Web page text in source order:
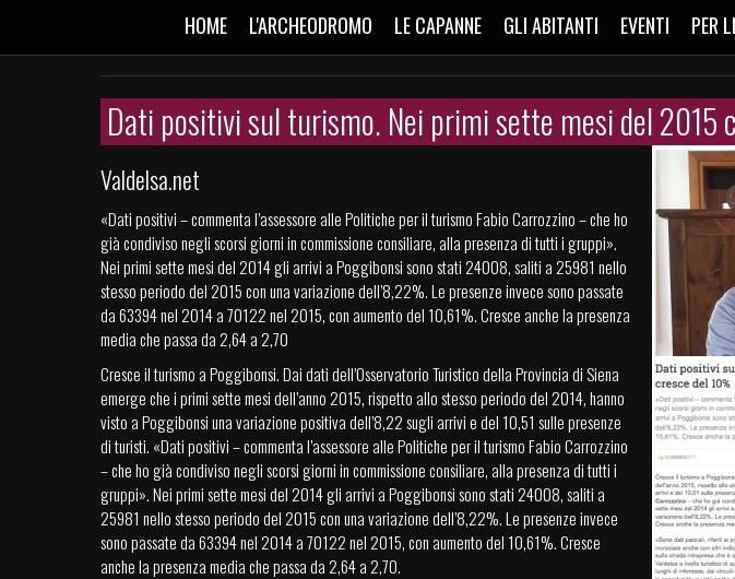
HOME L'ARCHEODROMO LE CAPANNE GLI ABITANTI EVENTI PER
Dati positivi sul turismo. Nei primi sette mesi del 2015
Valdelsa.net
«Dati positivi – commenta l’assessore alle Politiche per il turismo Fabio Carrozzino – che ho
già condiviso negli scorsi giorni in commissione consiliare, alla presenza di tutti i gruppi».
Nei primi sette mesi del 2014 gli arrivi a Poggibonsi sono stati 24008, saliti a 25981 nello
stesso periodo del 2015 con una variazione dell’8,22%. Le presenze invece sono passate
da 63394 nel 2014 a 70122 nel 2015, con aumento del 10,61%. Cresce anche la presenza
media che passa da 2,64 a 2,70
Cresce il turismo a Poggibonsi. Dai dati dell’Osservatorio Turistico della Provincia di Siena
emerge che i primi sette mesi dell’anno 2015, rispetto allo stesso periodo del 2014, hanno
visto a Poggibonsi una variazione positiva dell’8,22 sugli arrivi e del 10,51 sulle presenze
di turisti. «Dati positivi – commenta l’assessore alle Politiche per il turismo Fabio Carrozzino
– che ho già condiviso negli scorsi giorni in commissione consiliare, alla presenza di tutti i
gruppi». Nei primi sette mesi del 2014 gli arrivi a Poggibonsi sono stati 24008, saliti a
25981 nello stesso periodo del 2015 con una variazione dell’8,22%. Le presenze invece
sono passate da 63394 nel 2014 a 70122 nel 2015, con aumento del 10,61%. Cresce
anche la presenza media che passa da 2,64 a 2,70.